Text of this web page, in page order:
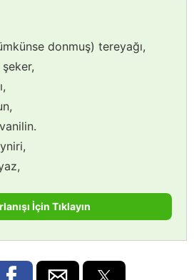
donmuş) tereyağı,
şeker,
İçin Tıklayın